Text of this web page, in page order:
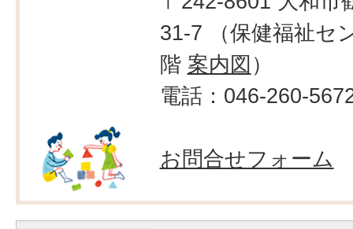
31-7 （保健福祉セ
階 案内図 ）
電話：046-260-
お問合せフォーム